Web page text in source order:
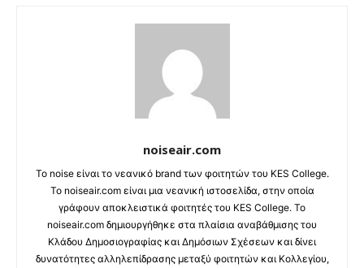
noiseair.com
Το noise είναι το νεανικό brand των φοιτητών του KES College.
Το noiseair.com είναι μια νεανική ιστοσελίδα, στην οποία
γράφουν αποκλειστικά φοιτητές του KES College. Το
noiseair.com δημιουργήθηκε στα πλαίσια αναβάθμισης του
Κλάδου Δημοσιογραφίας και Δημόσιων Σχέσεων και δίνει
δυνατότητες αλληλεπίδρασης μεταξύ φοιτητών και Κολλεγίου,